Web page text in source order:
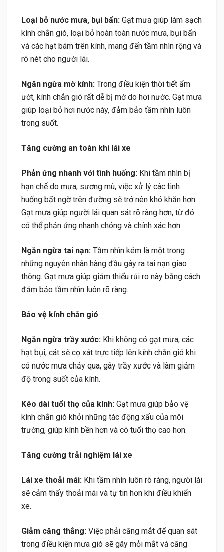
Loại bỏ nước mưa, bụi bẩn: Gạt mưa giúp làm sạch
kính chắn gió, loại bỏ hoàn toàn nước mưa, bụi bẩn
và các hạt bám trên kính, mang đến tầm nhìn rộng và
rõ nét cho người lái.
Ngăn ngừa mờ kính: Trong điều kiện thời tiết ẩm
ướt, kính chắn gió rất dễ bị mờ do hơi nước. Gạt mưa
giúp loại bỏ hơi nước này, đảm bảo tầm nhìn luôn
trong suốt.
Tăng cường an toàn khi lái xe
Phản ứng nhanh với tình huống: Khi tầm nhìn bị
hạn chế do mưa, sương mù, việc xử lý các tình
huống bất ngờ trên đường sẽ trở nên khó khăn hơn.
Gạt mưa giúp người lái quan sát rõ ràng hơn, từ đó
có thể phản ứng nhanh chóng và chính xác hơn.
Ngăn ngừa tai nạn: Tầm nhìn kém là một trong
những nguyên nhân hàng đầu gây ra tai nạn giao
thông. Gạt mưa giúp giảm thiểu rủi ro này bằng cách
đảm bảo tầm nhìn luôn rõ ràng.
Bảo vệ kính chắn gió
Ngăn ngừa trầy xước: Khi không có gạt mưa, các
hạt bụi, cát sẽ cọ xát trực tiếp lên kính chắn gió khi
có nước mưa chảy qua, gây trầy xước và làm giảm
độ trong suốt của kính.
Kéo dài tuổi thọ của kính: Gạt mưa giúp bảo vệ
kính chắn gió khỏi những tác động xấu của môi
trường, giúp kính bền hơn và có tuổi thọ cao hơn.
Tăng cường trải nghiệm lái xe
Lái xe thoải mái: Khi tầm nhìn luôn rõ ràng, người lái
sẽ cảm thấy thoải mái và tự tin hơn khi điều khiển
xe.
Giảm căng thẳng: Việc phải căng mắt để quan sát
trong điều kiện mưa gió sẽ gây mỏi mắt và căng